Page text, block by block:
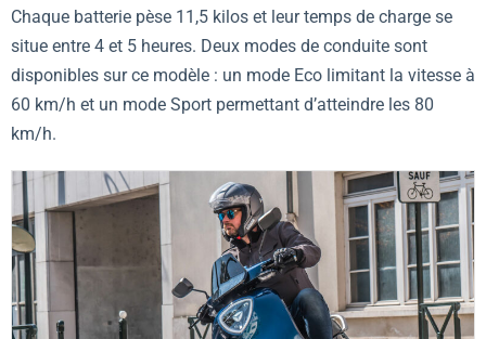
Chaque batterie pèse 11,5 kilos et leur temps de charge se
situe entre 4 et 5 heures. Deux modes de conduite sont
disponibles sur ce modèle : un mode Eco limitant la vitesse à
60 km/h et un mode Sport permettant d’atteindre les 80
km/h.